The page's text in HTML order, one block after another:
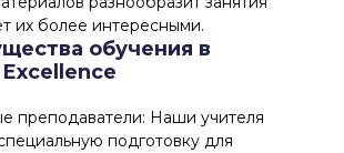
их более интересными.
обучения в
преподаватели: Наши учителя
подготовку для